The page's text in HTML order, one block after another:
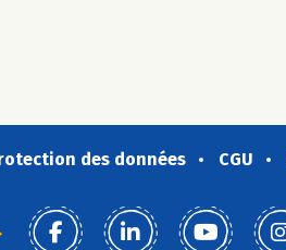
des données CGU